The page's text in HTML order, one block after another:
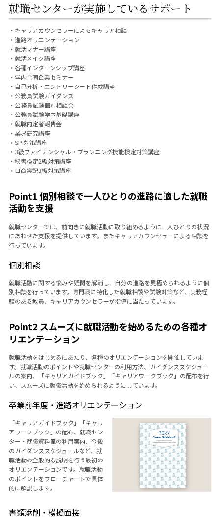
就職センターが実施しているサポート
・キャリアカウンセラーによるキャリア相談
・進路オリエンテーション
・就活マナー講座
・就活メイク講座
・各種インターンシップ講座
・学内合同企業セミナー
・自己分析・エントリーシート作成講座
・公務員試験ガイダンス
・公務員試験個別相談会
・公務員試験学内基礎講座
・就職内定者報告会
・業界研究講座
・SPI対策講座
・3級ファイナンシャル・プランニング技能検定対策講座
・秘書検定2級対策講座
・日商簿記3級対策講座
Point1 個別相談で一人ひとりの進路に適した就職
活動を支援
就職センターでは、前向きに就職活動に取り組めるように一人ひとりの状況
にあわせた支援を提供しています。またキャリアカウンセラーによる相談を
行っています。
個別相談
就職活動に関する悩みや疑問を解消し、自分の進路を見極められるように個
別相談を行っています。専門職に特化した就職相談や試験対策など、実務経
験のある教員、キャリアカウンセラーが指導に当たっています。
Point2 スムーズに就職活動を始めるための各種オ
リエンテーション
就職活動をはじめるにあたり、各種のオリエンテーションを開催していま
す。就職活動のポイントや就職センターの利用方法、ガイダンススケジュー
ルの案内、「キャリアガイドブック」「キャリアワークブック」の配布を行
い、スムーズに就職活動を始められるようにしています。
卒業前年度・進路オリエンテーション
「キャリアガイドブック」「キャリ
アワークブック」の配布、就職セン
ター・就職資料室の利用案内、今後
のガイダンススケジュールなど、就
職活動の全般的な説明を行う最初の
オリエンテーションです。就職活動
のポイントをフローチャートで具体
的に解説します。
書類添削・模擬面接